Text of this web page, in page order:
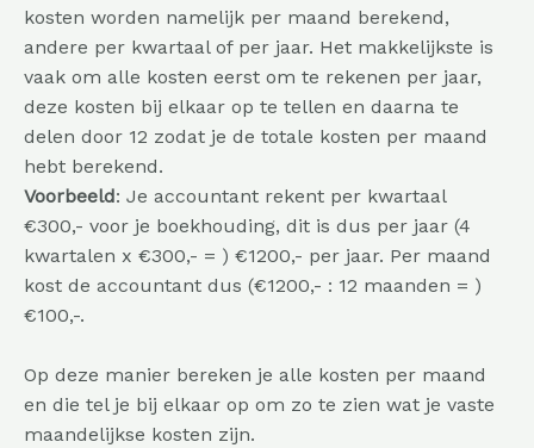
kosten worden namelijk per maand berekend,
andere per kwartaal of per jaar. Het makkelijkste is
vaak om alle kosten eerst om te rekenen per jaar,
deze kosten bij elkaar op te tellen en daarna te
delen door 12 zodat je de totale kosten per maand
hebt berekend.
Voorbeeld: Je accountant rekent per kwartaal
€300,- voor je boekhouding, dit is dus per jaar (4
kwartalen x €300,- = ) €1200,- per jaar. Per maand
kost de accountant dus (€1200,- : 12 maanden = )
€100,-.
Op deze manier bereken je alle kosten per maand
en die tel je bij elkaar op om zo te zien wat je vaste
maandelijkse kosten zijn.